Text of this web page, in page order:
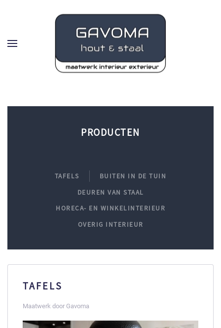
Skip to main content
PRODUCTEN
TAFELS
BUITEN IN DE TUIN
DEUREN VAN STAAL
HORECA- EN WINKELINTERIEUR
OVERIG INTERIEUR
TAFELS
Maatwerk door Gavoma